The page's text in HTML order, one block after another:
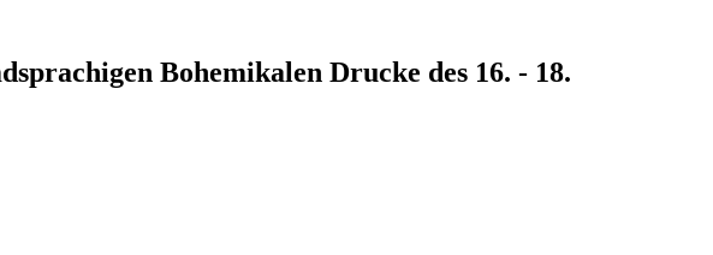
Bohemikalen Drucke des 16. - 18.